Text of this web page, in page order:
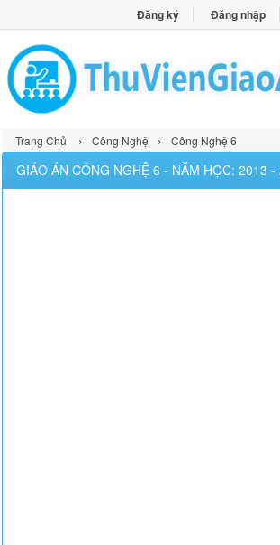
Đăng ký Đăng nhập
Trang Chủ › Công Nghệ › Công Nghệ 6
GIÁO ÁN CÔNG NGHỆ 6 - NĂM HỌC: 2013 -